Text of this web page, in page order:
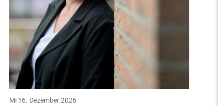
Mi 16. Dezember 2026